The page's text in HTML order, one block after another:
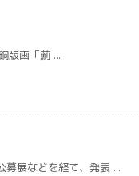
版画「薊 ...
募展などを経て、発表 ...